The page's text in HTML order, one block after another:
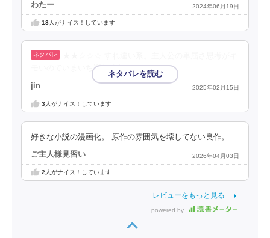
わたー 2024年06月19日
18人がナイス！しています
モいのでいまいち楽しめなかった。
jin 2025年02月15日
3人がナイス！しています
好きな小説の漫画化。 原作の雰囲気を壊してない良作。
ご主人様見習い 2026年04月03日
2人がナイス！しています
レビューをもっと見る
powered by